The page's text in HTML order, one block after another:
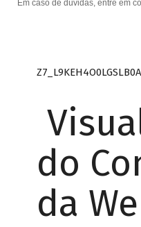
Em caso de dúvidas, entre em
do
da